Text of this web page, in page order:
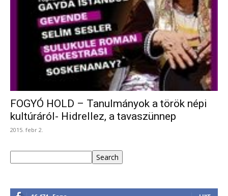
FOGYÓ HOLD – Tanulmányok a török népi
kultúráról- Hidrellez, a tavaszünnep
2015. febr 2.
Search